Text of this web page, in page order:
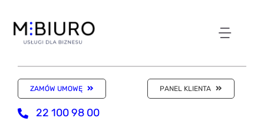
zawartości
ZAMÓW UMOWĘ PANEL KLIENTA
22 100 98 00WIRTUALNE BIURO